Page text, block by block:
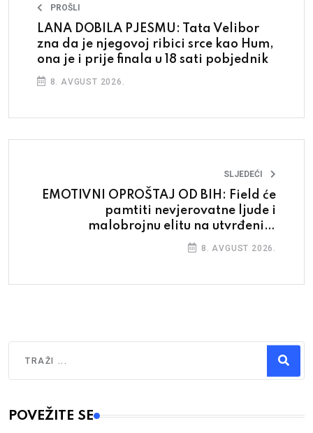
PROŠLI
LANA DOBILA PJESMU: Tata Velibor
zna da je njegovoj ribici srce kao Hum,
ona je i prije finala u 18 sati pobjednik
8. AVGUST 2026.
SLJEDEĆI
EMOTIVNI OPROŠTAJ OD BIH: Field će
pamtiti nevjerovatne ljude i
malobrojnu elitu na utvrđenim
pozicijama koja ih dijeli
8. AVGUST 2026.
Type 2 or more characters for results.
POVEŽITE SE